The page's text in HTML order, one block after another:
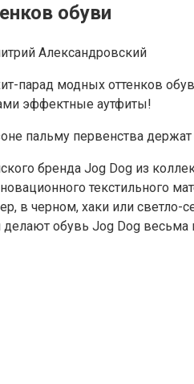
обуви
Александровский
парад модных оттенков
эффектные аутфиты!
пальму первенства
бренда Jog Dog из
в черном, хаки или
обувь Jog Dog